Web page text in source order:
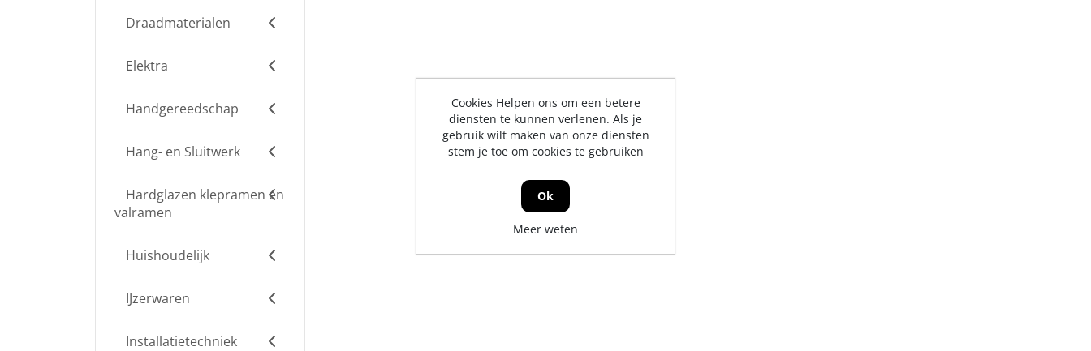
Draadmaterialen
Elektra
Handgereedschap
Hang- en Sluitwerk
Hardglazen klepramen en
valramen
Huishoudelijk
IJzerwaren
Installatietechniek
Cookies Helpen ons om een betere
diensten te kunnen verlenen. Als je
gebruik wilt maken van onze diensten
stem je toe om cookies te gebruiken
Ok
Meer weten